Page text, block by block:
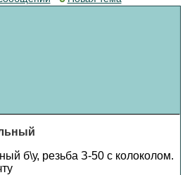
б\у, резьба З-50 с колоколом.